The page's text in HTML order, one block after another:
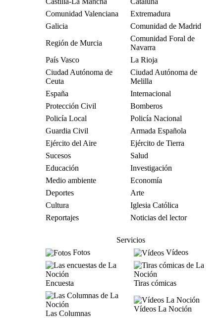
Comunidad Valenciana
Extremadura
Galicia
Comunidad de Madrid
Región de Murcia
Comunidad Foral de
Navarra
País Vasco
La Rioja
Ciudad Autónoma de
Ceuta
Ciudad Autónoma de
Melilla
España
Internacional
Protección Civil
Bomberos
Policía Local
Policía Nacional
Guardia Civil
Armada Española
Ejército del Aire
Ejército de Tierra
Sucesos
Salud
Educación
Investigación
Medio ambiente
Economía
Deportes
Arte
Cultura
Iglesia Católica
Reportajes
Noticias del lector
Servicios
Fotos
Vídeos
Encuesta Tiras cómicas
Las Columnas
Vídeos La Noción